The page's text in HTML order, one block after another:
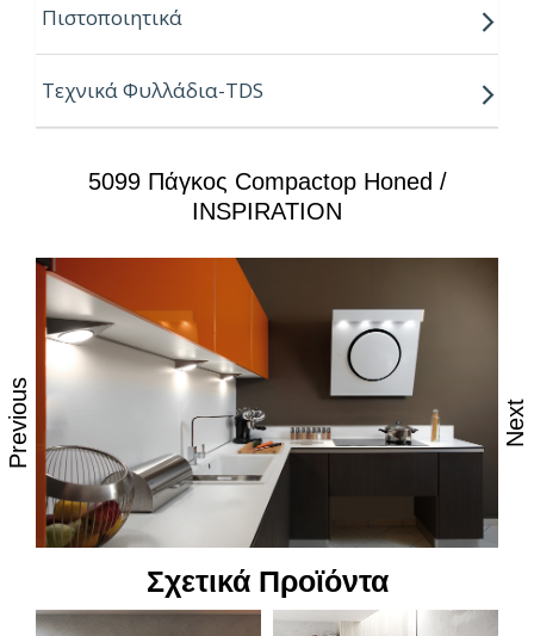
Παραγόμενα πάχη:
Παραγόμενο μήκος:4.20m
Παραγόμενα πλάτη:0.60, 0.64 & 0.80
Ειδικές επεξεργασίες:
– Άνοιγμα νεροχύτη & μπαταρίας
Αναβαθμισμένες Ιδιότητες:
Σύγχρονη αισθητική, λεπτή εμφάνιση
Στιβαροί και ανθεκτικοί στη καθημερινή φθορά από
τριβή, κρούση & χάραξη
Ανθεκτικοί στη θερμοκρασία, 100% στην υγρασία &
το νερό
Επιφάνεια χωρίς πόρους, απόλυτα υγιεινή &
κατάλληλη για τρόφιμα
Ανθεκτικοί στους λεκέδες
Δυνατότητα εύκολου καθημερινού καθαρισμού με
Πιστοποιητικά
Τεχνικά Φυλλάδια-TDS
5099 Πάγκος Compactop Honed /
INSPIRATION
Previous Next
Σχετικά Προϊόντα